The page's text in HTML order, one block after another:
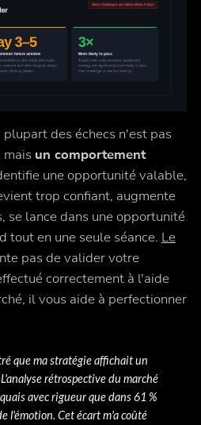
des échecs n'est pas
un comportement
une opportunité valable,
trop confiant, augmente
se lance dans une opportunité
tout en une seule séance. Le
pas de valider votre
correctement à l'aide
il vous aide à perfectionner
que ma stratégie affichait un
rétrospective du marché
avec rigueur que dans 61 %
l'émotion. Cet écart m'a coûté